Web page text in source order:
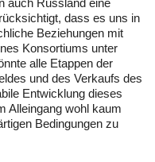
auch Russland eine
dass es uns in
Beziehungen mit
Konsortiums unter
alle Etappen der
und des Verkaufs des
Entwicklung dieses
Alleingang wohl kaum
Bedingungen zu